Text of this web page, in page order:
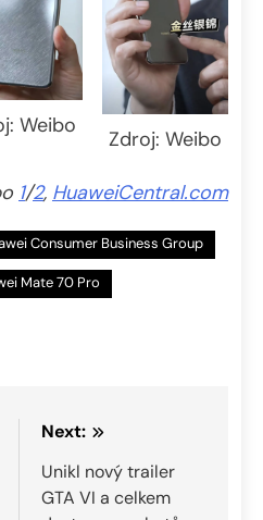
Weibo
Zdroj: Weibo
1/2, HuaweiCentral.com
Consumer Business Group
Mate 70 Pro
Next:
Unikl nový trailer
GTA VI a celkem